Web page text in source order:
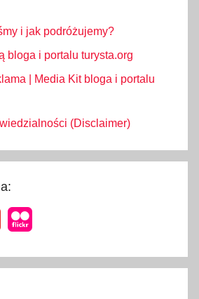
i jak podróżujemy?
bloga i portalu turysta.org
| Media Kit bloga i portalu
(Disclaimer)